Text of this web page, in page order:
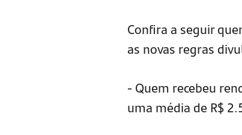
Confira a seguir
as novas regras
- Quem recebeu
uma média de R$